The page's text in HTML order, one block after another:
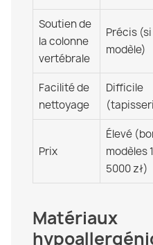
Soutien de
la colonne
vertébrale
Précis
modèle)
Facilité de
nettoyage
Difficile
Prix
Élevé
modèles
5000 zł)
Matériaux